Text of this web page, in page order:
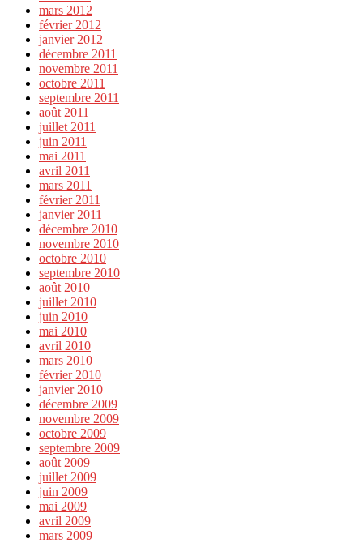
mars 2012
février 2012
janvier 2012
décembre 2011
novembre 2011
octobre 2011
septembre 2011
août 2011
juillet 2011
juin 2011
mai 2011
avril 2011
mars 2011
février 2011
janvier 2011
décembre 2010
novembre 2010
octobre 2010
septembre 2010
août 2010
juillet 2010
juin 2010
mai 2010
avril 2010
mars 2010
février 2010
janvier 2010
décembre 2009
novembre 2009
octobre 2009
septembre 2009
août 2009
juillet 2009
juin 2009
mai 2009
avril 2009
mars 2009